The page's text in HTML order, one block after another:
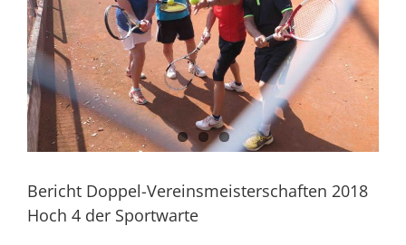
Bericht Doppel-Vereinsmeisterschaften 2018
Hoch 4 der Sportwarte